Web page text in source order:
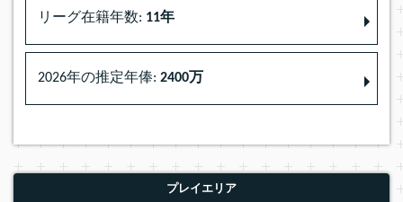
リーグ在籍年数: 11年
2026年の推定年俸: 2400万
プレイエリア